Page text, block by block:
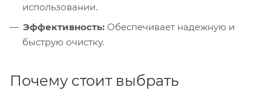
использовании.
Эффективность: Обеспечивает надежную и
быструю очистку.
Почему стоит выбрать